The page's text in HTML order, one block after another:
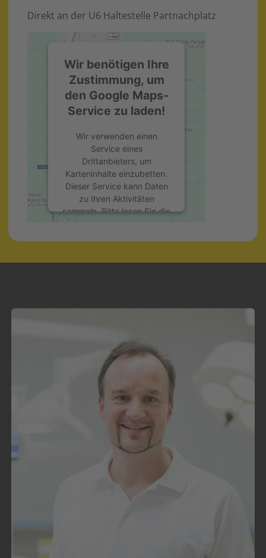
Direkt an der U6 Haltestelle Partnachplatz
Wir benötigen Ihre
Zustimmung, um
den Google Maps-
Service zu laden!
Wir verwenden einen
Service eines
Drittanbieters, um
Karteninhalte einzubetten.
Dieser Service kann Daten
zu Ihren Aktivitäten
sammeln. Bitte lesen Sie die
Details durch und stimmen
anzuzeigen.
Usercentrics
Consent Management
Platform